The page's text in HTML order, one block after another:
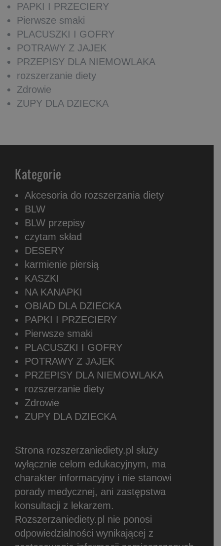
PAPKI I PRZECIERY
Pierwsze smaki
PLACUSZKI I GOFRY
POTRAWY Z JAJEK
PRZEPISY DLA NIEMOWLAKA
rozszerzanie diety
Zdrowie
ZUPY DLA DZIECKA
Kategorie
Akcesoria do rozszerzania diety
BLW
BLW przepisy
czytam skład
DESERY
karmienie piersią
KASZKI
NA KANAPKI
OBIAD DLA DZIECKA
PAPKI I PRZECIERY
Pierwsze smaki
PLACUSZKI I GOFRY
POTRAWY Z JAJEK
PRZEPISY DLA NIEMOWLAKA
rozszerzanie diety
Zdrowie
ZUPY DLA DZIECKA
Strona rozszerzaniediety.pl służy
wyłącznie celom edukacyjnym, ma
charakter informacyjny i nie stanowi
porady medycznej, ani zastępstwa
konsultacji z lekarzem.
Rozszerzaniediety.pl nie ponosi
odpowiedzialności wynikającej z